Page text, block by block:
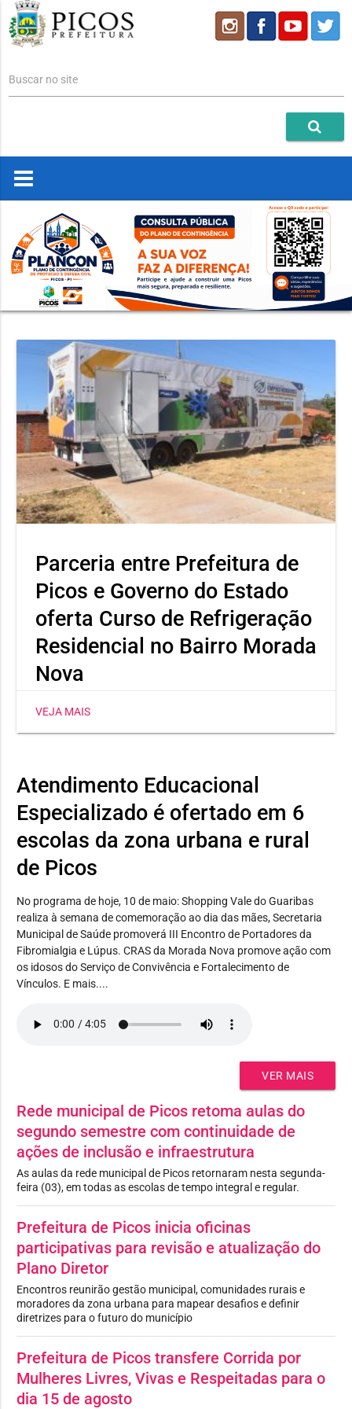
Buscar no site
Parceria entre Prefeitura de
Picos e Governo do Estado
oferta Curso de Refrigeração
Residencial no Bairro Morada
Nova
SETRE oferece aulas práticas em uma unidade móvel
totalmente equipada
VEJA MAIS
Atendimento Educacional
Especializado é ofertado em 6
escolas da zona urbana e rural
de Picos
No programa de hoje, 10 de maio: Shopping Vale do Guaribas
realiza à semana de comemoração ao dia das mães, Secretaria
Municipal de Saúde promoverá III Encontro de Portadores da
Fibromialgia e Lúpus. CRAS da Morada Nova promove ação com
os idosos do Serviço de Convivência e Fortalecimento de
Vínculos. E mais....
VER MAIS
Rede municipal de Picos retoma aulas do
segundo semestre com continuidade de
ações de inclusão e infraestrutura
As aulas da rede municipal de Picos retornaram nesta segunda-
feira (03), em todas as escolas de tempo integral e regular.
Prefeitura de Picos inicia oficinas
participativas para revisão e atualização do
Plano Diretor
Encontros reunirão gestão municipal, comunidades rurais e
moradores da zona urbana para mapear desafios e definir
diretrizes para o futuro do município
Prefeitura de Picos transfere Corrida por
Mulheres Livres, Vivas e Respeitadas para o
dia 15 de agosto